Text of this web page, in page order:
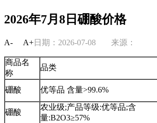
2026年7月8日硼酸价格
A- A+日期：2026-07-08 来源：
商品名
称
品类
硼酸 优等品 含量>99.6%
硼酸
农业级;产品等级:优等品;含
量:B2O3≥57%